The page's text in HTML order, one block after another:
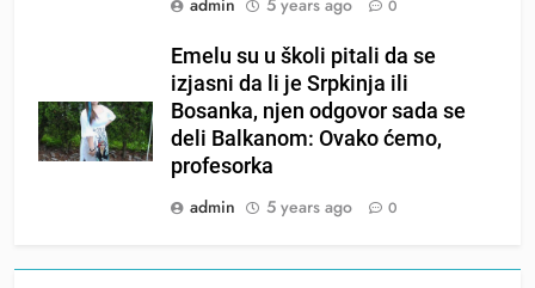
0
Emelu su u školi pitali da se
izjasni da li je Srpkinja ili
Bosanka, njen odgovor sada se
deli Balkanom: Ovako ćemo,
profesorka
admin
5 years ago 0